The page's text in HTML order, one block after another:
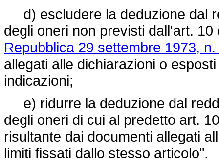
d) escludere la deduzione dal
degli oneri non previsti dall'art.
Repubblica 29 settembre 1973,
allegati alle dichiarazioni o
indicazioni;
e) ridurre la deduzione dal
degli oneri di cui al predetto art.
risultante dai documenti allegati
limiti fissati dallo stesso articolo".